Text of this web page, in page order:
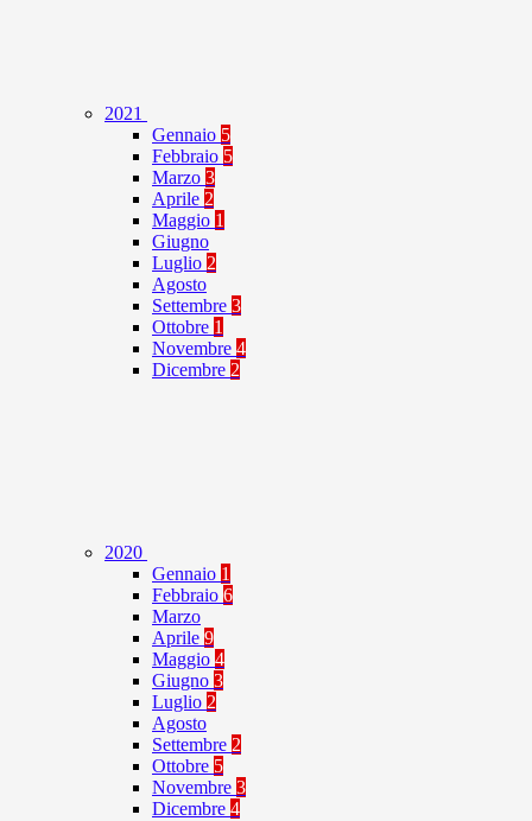
2021
Gennaio 5
Febbraio 5
Marzo 3
Aprile 2
Maggio 1
Giugno
Luglio 2
Agosto
Settembre 3
Ottobre 1
Novembre 4
Dicembre 2
2020
Gennaio 1
Febbraio 6
Marzo
Aprile 9
Maggio 4
Giugno 3
Luglio 2
Agosto
Settembre 2
Ottobre 5
Novembre 3
Dicembre 4